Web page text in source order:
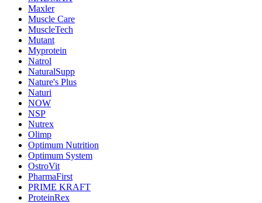
Maxler
Muscle Care
MuscleTech
Mutant
Myprotein
Natrol
NaturalSupp
Nature's Plus
Naturi
NOW
NSP
Nutrex
Olimp
Optimum Nutrition
Optimum System
OstroVit
PharmaFirst
PRIME KRAFT
ProteinRex